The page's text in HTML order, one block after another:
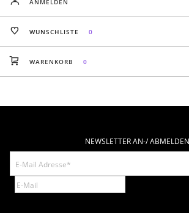
ANMELDEN
WUNSCHLISTE 0
WARENKORB 0
NEWSLETTER AN-/ ABMELDEN